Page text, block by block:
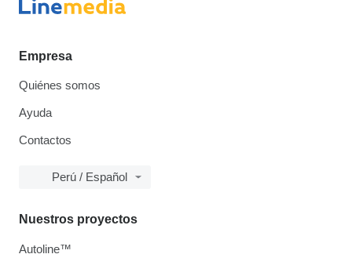
Empresa
Quiénes somos
Ayuda
Contactos
Perú / Español
Nuestros proyectos
Autoline™